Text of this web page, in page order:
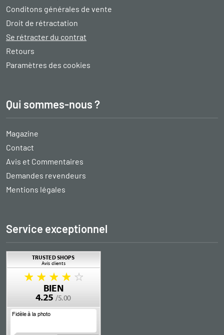
Conditons générales de vente
Droit de rétractation
Se rétracter du contrat
Retours
Paramètres des cookies
Qui sommes-nous ?
Magazine
Contact
Avis et Commentaires
Demandes revendeurs
Mentions légales
Service exceptionnel